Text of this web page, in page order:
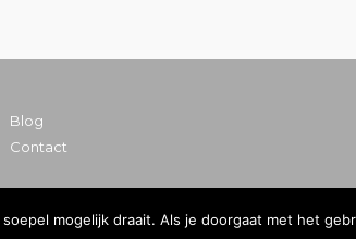
Blog
Contact
mogelijk draait. Als je doorgaat met het